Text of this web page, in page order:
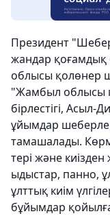
Президент
жандар қоғамдық
облысы қолөнер
"Жамбыл облысы
бірлестігі, Асыл-
ұйымдар
тамашалады.
тері және
ыдыстар, панно,
ұлттық киім
бұйымдар